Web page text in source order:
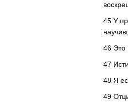
45 У
46 Это
47
48 Я
49